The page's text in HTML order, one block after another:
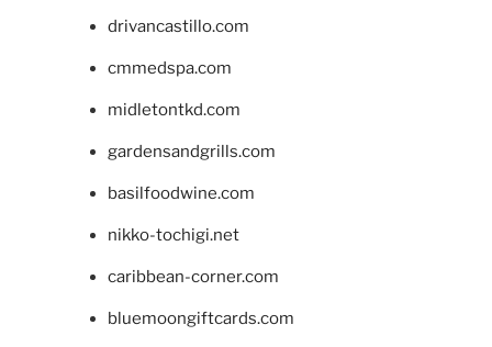
drivancastillo.com
cmmedspa.com
midletontkd.com
gardensandgrills.com
basilfoodwine.com
nikko-tochigi.net
caribbean-corner.com
bluemoongiftcards.com